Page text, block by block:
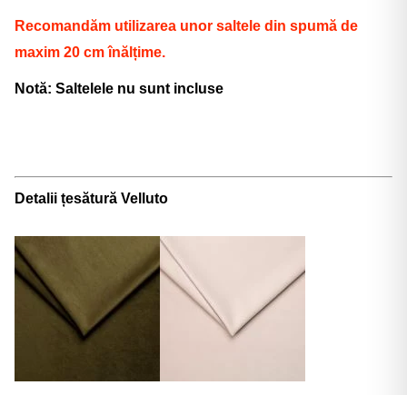
Recomandăm utilizarea unor saltele din spumă de
maxim 20 cmînălțime.
Notă: Saltelele nu sunt incluse
Detalii țesătură Velluto